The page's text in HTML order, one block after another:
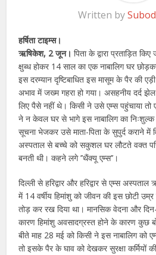
Written by
हर्षिता टाइम्स।
ऋषिकेश, 2 जून। पिता के द्वारा प्रताड़ित
क्षुब्ध होकर 14 साल का एक नाबालिग घर
इस दरम्यान दृष्टिबाधित इस मासूम के पैर की
अभाव में जख्म गहरा हो गया। असहनीय दर्द
लिए पैसे नहीं थे। किसी ने उसे एम्स पहुंचाया
ने न केवल घर से भागे इस नाबालिग का
सूचना भेजकर उसे माता-पिता के सुपुर्द कराने में
अस्पताल से बच्चे को सकुशल घर लौटते वक्त
बनती थी। कहने लगे ’’थैंक्यू एम्स’’।
दिल्ली से हरिद्वार और हरिद्वार से एम्स
में 14 वर्षीय हिमांशु को जीवन की इस छोटी
तोड़ कर रख दिया था। मानसिक वेदना और
कारण हिमांशु अवसादग्रस्त होने के कारण कुछ
बीते माह 28 मई को किसी ने इस नाबालिग
तो इसके पैर के घाव को देखकर सुरक्षा कर्मियों